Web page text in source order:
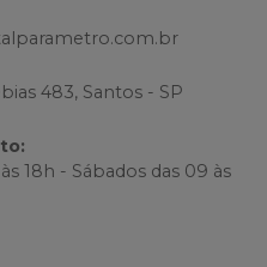
483, Santos - SP
:
18h - Sábados das 09 às